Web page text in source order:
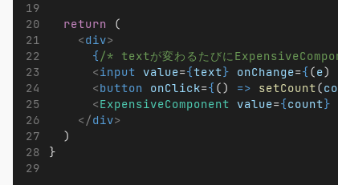
return (
<div>
{ /* textが変わるたびに
<input value={text} onChange={ (e)
<button onClick={ () => setCount(
<ExpensiveComponent value={count}
</div>
  )
}